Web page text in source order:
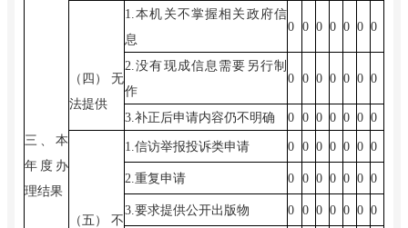
三、本
年度办
理结果
（四）
无
法提供
1. 本机关不掌握相关政府信
息
0 0 0 0 0 0 0
2. 没有现成信息需要另行制
作
0 0 0 0 0 0 0
3. 补正后申请内容仍不明确 0 0 0 0 0 0 0
（五）
不
1. 信访举报投诉类申请 0 0 0 0 0 0 0
2. 重复申请 0 0 0 0 0 0 0
3. 要求提供公开出版物 0 0 0 0 0 0 0